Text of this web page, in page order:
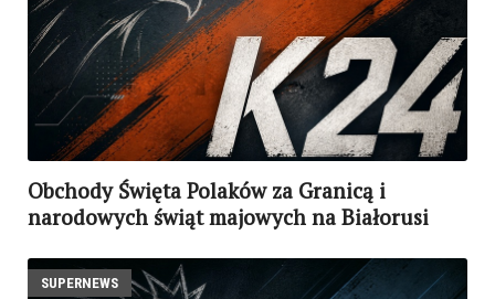
Obchody Święta Polaków za Granicą i
narodowych świąt majowych na Białorusi
SUPERNEWS